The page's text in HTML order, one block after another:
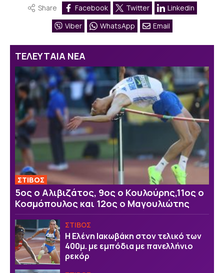
Share Facebook Twitter
Linkedin
Viber
WhatsApp Email
ΤΕΛΕΥΤΑΙΑ ΝΕΑ
ΣΤΙΒΟΣ
5ος ο Αλιβιζάτος, 9ος ο Κουλούρης,11ος ο
Κοσμόπουλος και 12ος ο Μαγουλιώτης
ΣΤΙΒΟΣ
Η Ελένη Ιακωβάκη στον τελικό των
400μ. με εμπόδια με πανελλήνιο
ρεκόρ